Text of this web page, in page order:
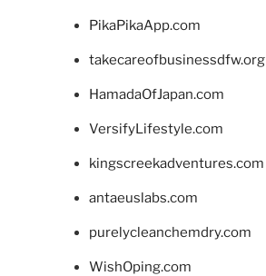
PikaPikaApp.com
takecareofbusinessdfw.org
HamadaOfJapan.com
VersifyLifestyle.com
kingscreekadventures.com
antaeuslabs.com
purelycleanchemdry.com
WishOping.com